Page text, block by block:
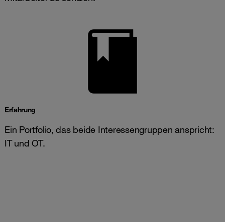
Erfahrung
Ein Portfolio, das beide Interessengruppen anspricht:
IT und OT.